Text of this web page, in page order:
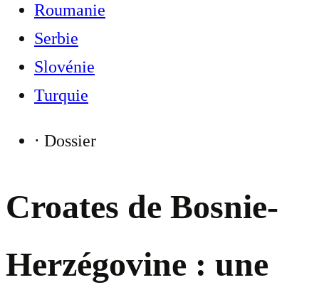
Roumanie
Serbie
Slovénie
Turquie
⋅ Dossier
Croates de Bosnie-
Herzégovine : une